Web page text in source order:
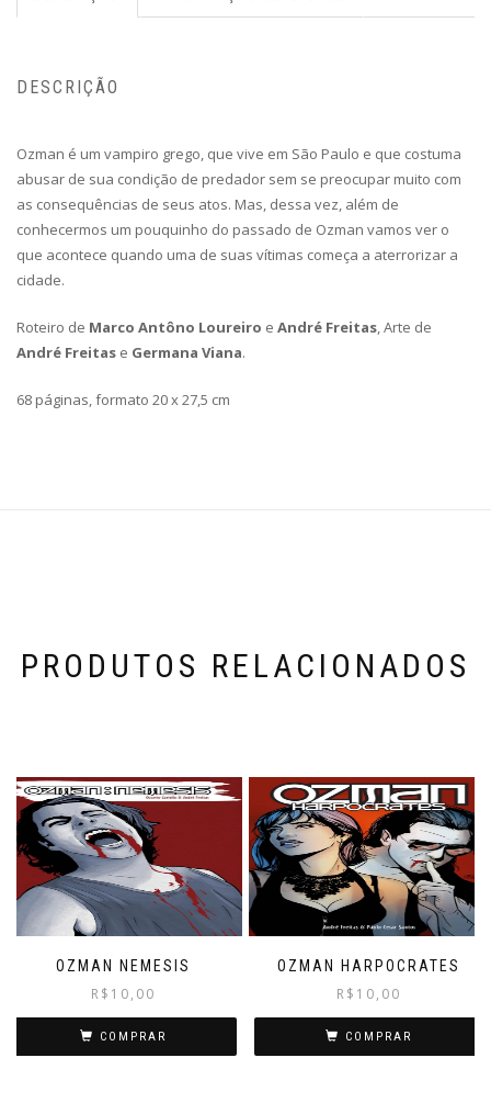
DESCRIÇÃO
Ozman é um vampiro grego, que vive em São Paulo e que costuma
abusar de sua condição de predador sem se preocupar muito com
as consequências de seus atos. Mas, dessa vez, além de
conhecermos um pouquinho do passado de Ozman vamos ver o
que acontece quando uma de suas vítimas começa a aterrorizar a
cidade.
Roteiro de Marco Antôno Loureiro e André Freitas , Arte de
André Freitas e Germana Viana.
68 páginas, formato 20 x 27,5 cm
PRODUTOS RELACIONADOS
OZMAN NEMESIS
R$ 10,00
COMPRAR
OZMAN HARPOCRATES
R$ 10,00
COMPRAR